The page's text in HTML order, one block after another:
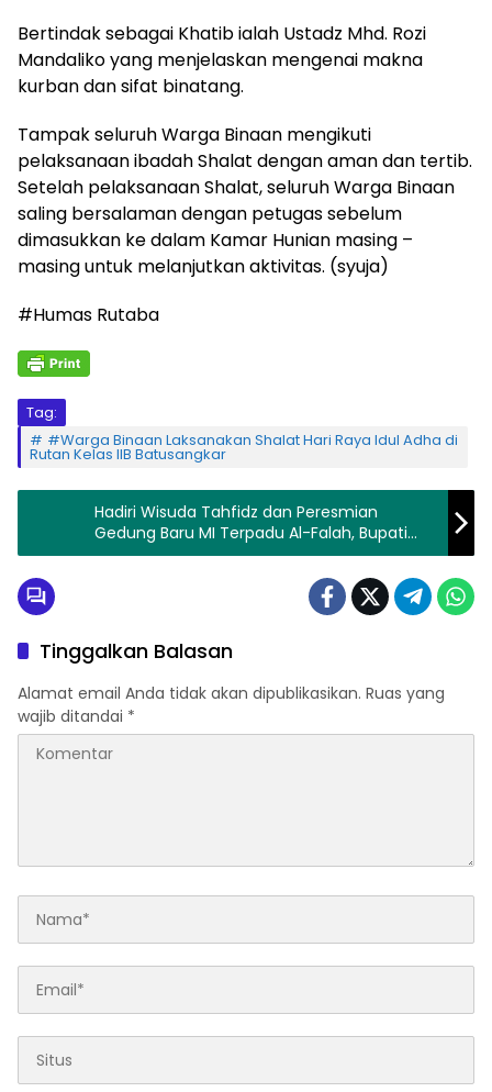
Bertindak sebagai Khatib ialah Ustadz Mhd. Rozi
Mandaliko yang menjelaskan mengenai makna
kurban dan sifat binatang.
Tampak seluruh Warga Binaan mengikuti
pelaksanaan ibadah Shalat dengan aman dan tertib.
Setelah pelaksanaan Shalat, seluruh Warga Binaan
saling bersalaman dengan petugas sebelum
dimasukkan ke dalam Kamar Hunian masing –
masing untuk melanjutkan aktivitas. (syuja)
#Humas Rutaba
Tag:
#Warga Binaan Laksanakan Shalat Hari Raya Idul Adha di
Rutan Kelas IIB Batusangkar
Hadiri Wisuda Tahfidz dan Peresmian
Gedung Baru MI Terpadu Al-Falah, Bupati
Safaruddin: Kami Bangga Dengan MIT Al-
Tinggalkan Balasan
Alamat email Anda tidak akan dipublikasikan. Ruas yang
wajib ditandai *